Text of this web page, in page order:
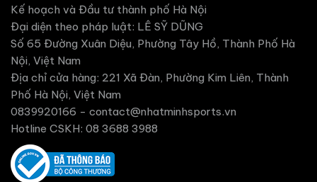
Kế hoạch và Đầu tư thành phố Hà Nội
Đại diện theo pháp luật: LÊ SỸ DŨNG
Số 65 Đường Xuân Diệu, Phường Tây Hồ, Thành Phố Hà
Nội, Việt Nam
Địa chỉ cửa hàng: 221 Xã Đàn, Phường Kim Liên, Thành
Phố Hà Nội, Việt Nam
0839920166 - contact@nhatminhsports.vn
Hotline CSKH: 08 3688 3988